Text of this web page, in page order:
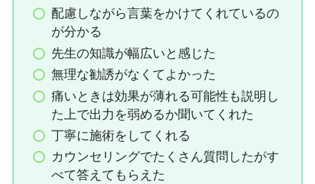
配慮しながら言葉をかけてくれているの
が分かる
先生の知識が幅広いと感じた
無理な勧誘がなくてよかった
痛いときは効果が薄れる可能性も説明し
た上で出力を弱めるか聞いてくれた
丁寧に施術をしてくれる
カウンセリングでたくさん質問したがす
べて答えてもらえた